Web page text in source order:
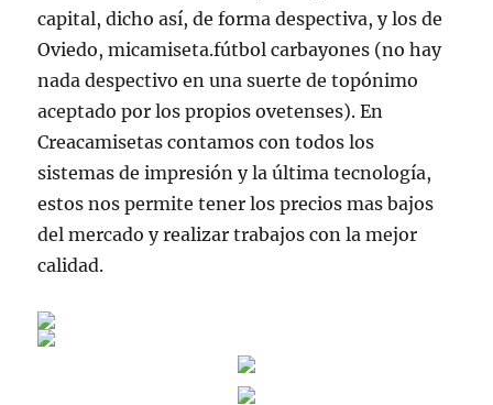
capital, dicho así, de forma despectiva, y los de
Oviedo, micamiseta.fútbol carbayones (no hay
nada despectivo en una suerte de topónimo
aceptado por los propios ovetenses). En
Creacamisetas contamos con todos los
sistemas de impresión y la última tecnología,
estos nos permite tener los precios mas bajos
del mercado y realizar trabajos con la mejor
calidad.